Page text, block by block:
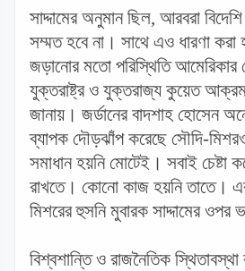
সাদ্দামের অনুমান ছিল, আরবরা
সম্মত হবে না। সাথে এও ধারণা করা
জড়ানোর মতো পরিস্থিতি
যুক্তরাষ্ট্র ও যুক্তরাজ্য কুয়েত
জানায়। জর্ডানের বাদশাহ হোসেন
ব্যাপক দৌড়ঝাঁপ করেছে সৌদি-
সমাধান হয়নি মোটেই। সবাই চেষ্টা
রাখতে। কোনো কাজ হয়নি তাতে।
মিশরের হুসনি মুবারক সাদ্দামের ওপর
বিশ্বশান্তি ও রাজনৈতিক স্থিতাবস্থা